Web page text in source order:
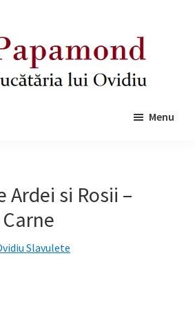
Menu
Ardei si Rosii –
Slavulete